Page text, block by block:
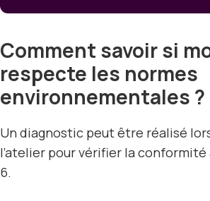
Comment savoir si
respecte les normes
environnementales ?
Un diagnostic peut être réalisé
l’atelier pour vérifier la conformité
6.